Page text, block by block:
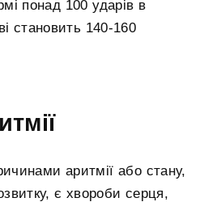
понад 100 ударів в
становить 140-160
аритмії або стану,
є хвороби серця,